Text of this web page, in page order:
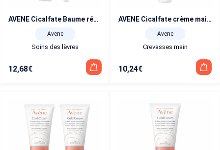
AVENE Cicalfate Baume réparateur à lèvres 10 ml
Avene
Soins des lèvres
12,68€
AVENE Cicalfate crème mains 100 ml
Avene
Crevasses main
10,24€